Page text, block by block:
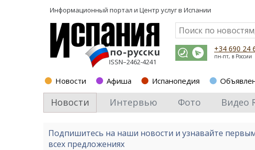
Информационный портал и Центр услуг в Испании
ISSN–2462-4241
+34 690 24
пн-пт, в России
Новости Афиша Испанопедия
Новости Интервью Фото Видео
Подпишитесь на наши новости и узнавайте
всех предложениях